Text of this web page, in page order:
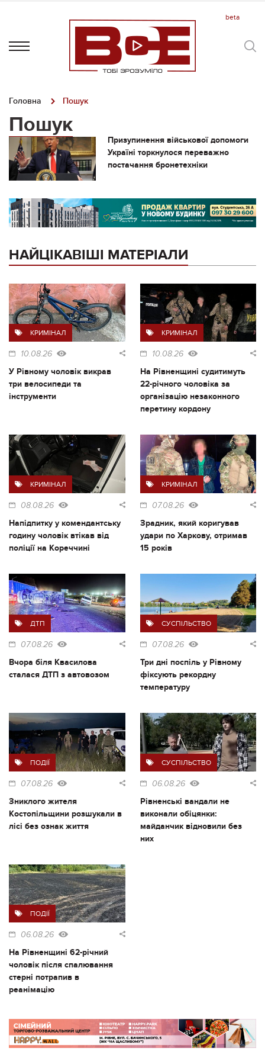
Головна Пошук
Пошук
Призупинення військової допомоги
Україні торкнулося переважно
постачання бронетехніки
НАЙЦІКАВІШІ МАТЕРІАЛИ
КРИМІНАЛ
10.08.26
У Рівному чоловік викрав
три велосипеди та
інструменти
КРИМІНАЛ
10.08.26
На Рівненщині судитимуть
22-річного чоловіка за
організацію незаконного
перетину кордону
КРИМІНАЛ
08.08.26
Напідпитку у комендантську
годину чоловік втікав від
поліції на Кореччині
КРИМІНАЛ
07.08.26
Зрадник, який коригував
удари по Харкову, отримав
15 років
ДТП
07.08.26
Вчора біля Квасилова
сталася ДТП з автовозом
СУСПІЛЬСТВО
07.08.26
Три дні поспіль у Рівному
фіксують рекордну
температуру
ПОДІЇ
07.08.26
Зниклого жителя
Костопільщини розшукали в
лісі без ознак життя
СУСПІЛЬСТВО
06.08.26
Рівненські вандали не
виконали обіцянки:
майданчик відновили без
них
ПОДІЇ
06.08.26
На Рівненщині 62-річний
чоловік після спалювання
стерні потрапив в
реанімацію